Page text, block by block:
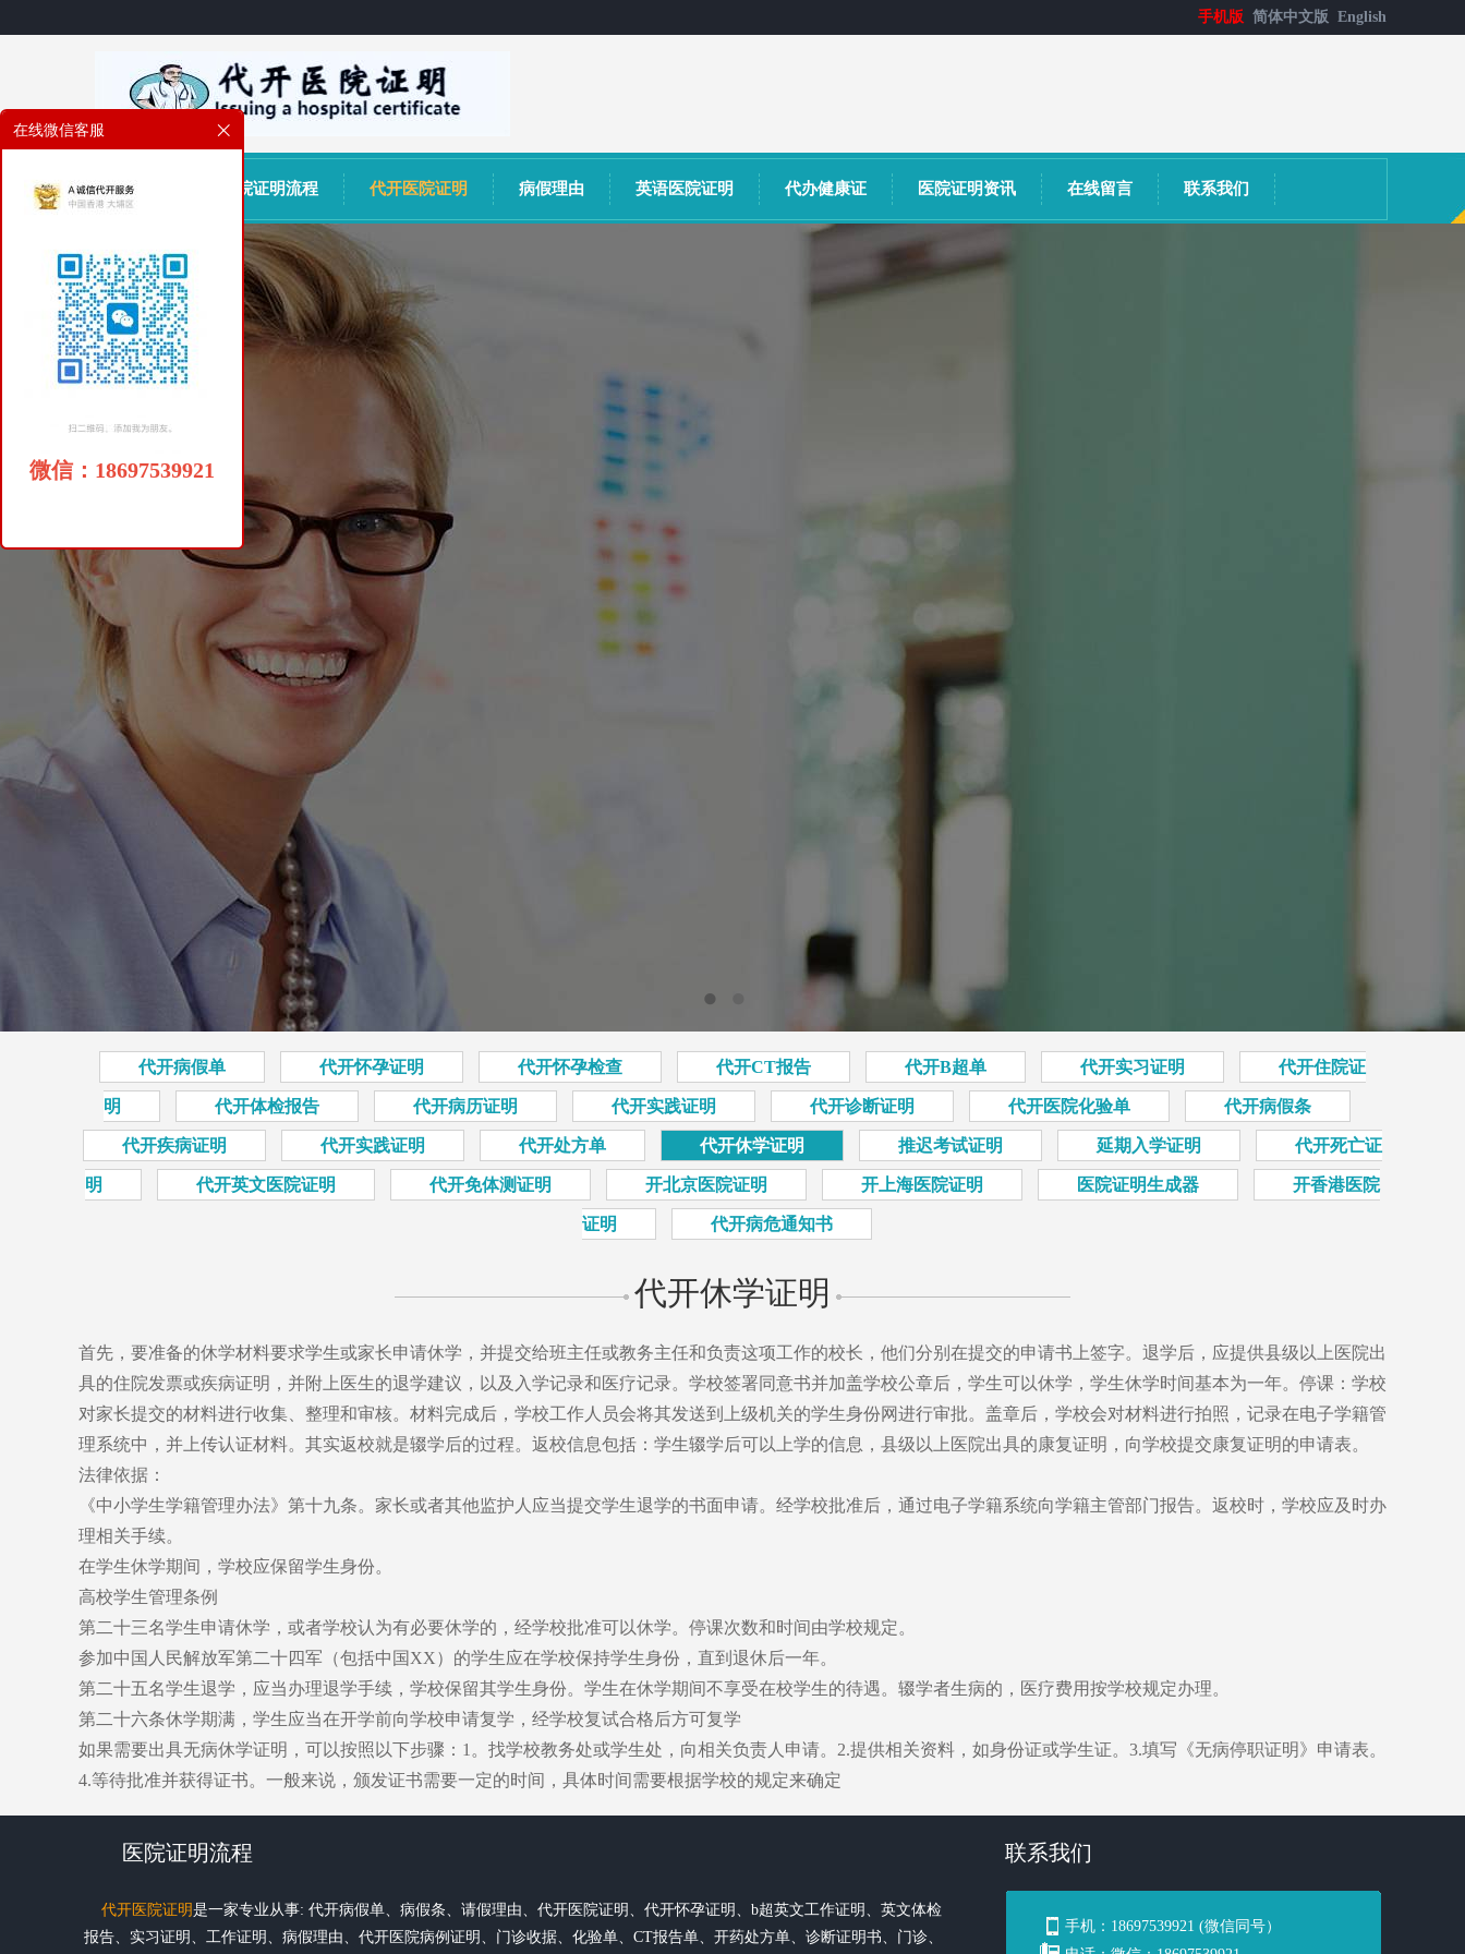
手机版 简体中文版 English
网站首页 医院证明流程 代开医院证明 病假理由 英语医院证明 代办健康证 医院证明资讯 在线留言 联系我们
代开病假单 代开怀孕证明 代开怀孕检查 代开CT报告 代开B超单 代开实习证明 代开住院证
明 代开体检报告 代开病历证明 代开实践证明 代开诊断证明 代开医院化验单 代开病假条
代开疾病证明 代开实践证明 代开处方单 代开休学证明 推迟考试证明 延期入学证明 代开死亡证
明 代开英文医院证明 代开免体测证明 开北京医院证明 开上海医院证明 医院证明生成器 开香港医院
证明 代开病危通知书
代开休学证明
首先，要准备的休学材料要求学生或家长申请休学，并提交给班主任或教务主任和负责这项工作的校长，他们分别在提交的申请书上签字。退学后，应提供县级以上医院出
具的住院发票或疾病证明，并附上医生的退学建议，以及入学记录和医疗记录。学校签署同意书并加盖学校公章后，学生可以休学，学生休学时间基本为一年。停课：学校
对家长提交的材料进行收集、整理和审核。材料完成后，学校工作人员会将其发送到上级机关的学生身份网进行审批。盖章后，学校会对材料进行拍照，记录在电子学籍管
理系统中，并上传认证材料。其实返校就是辍学后的过程。返校信息包括：学生辍学后可以上学的信息，县级以上医院出具的康复证明，向学校提交康复证明的申请表。
法律依据：
《中小学生学籍管理办法》第十九条。家长或者其他监护人应当提交学生退学的书面申请。经学校批准后，通过电子学籍系统向学籍主管部门报告。返校时，学校应及时办
理相关手续。
在学生休学期间，学校应保留学生身份。
高校学生管理条例
第二十三名学生申请休学，或者学校认为有必要休学的，经学校批准可以休学。停课次数和时间由学校规定。
参加中国人民解放军第二十四军（包括中国XX）的学生应在学校保持学生身份，直到退休后一年。
第二十五名学生退学，应当办理退学手续，学校保留其学生身份。学生在休学期间不享受在校学生的待遇。辍学者生病的，医疗费用按学校规定办理。
第二十六条休学期满，学生应当在开学前向学校申请复学，经学校复试合格后方可复学
如果需要出具无病休学证明，可以按照以下步骤：1。找学校教务处或学生处，向相关负责人申请。2.提供相关资料，如身份证或学生证。3.填写《无病停职证明》申请表。
4.等待批准并获得证书。一般来说，颁发证书需要一定的时间，具体时间需要根据学校的规定来确定
医院证明流程
代开医院证明是一家专业从事: 代开病假单、病假条、请假理由、代开医院证明、代开怀孕证明、b超英文工作证明、英文体检
报告、实习证明、工作证明、病假理由、代开医院病例证明、门诊收据、化验单、CT报告单、开药处方单、诊断证明书、门诊、
联系我们
手机： 18697539921 (微信同号）
在线微信客服
微信：18697539921